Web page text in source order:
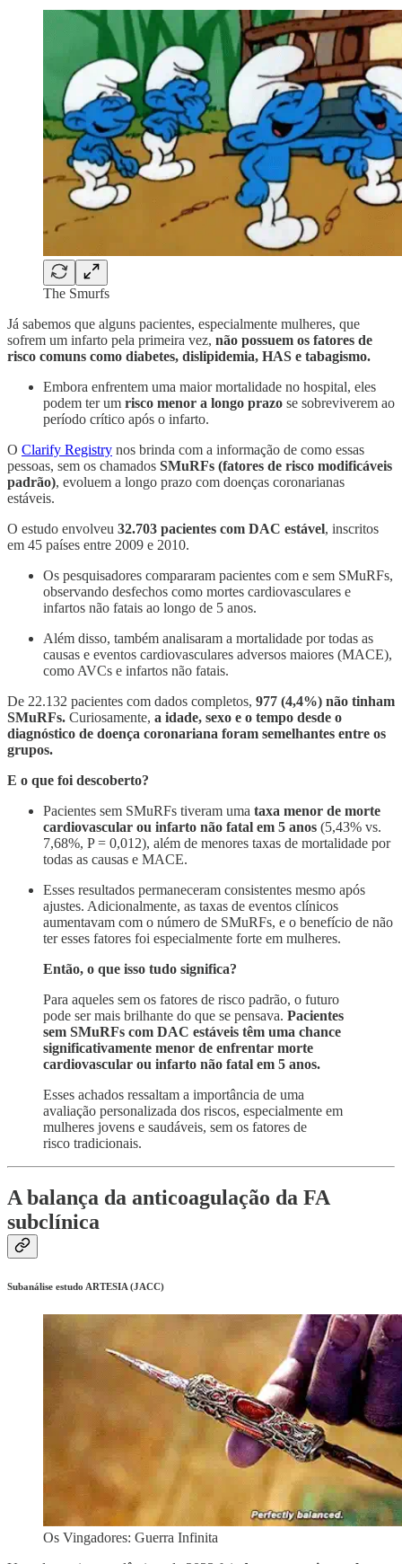
The Smurfs
Já sabemos que alguns pacientes, especialmente mulheres, que
sofrem um infarto pela primeira vez, não possuem os fatores de
risco comuns como diabetes, dislipidemia, HAS e tabagismo.
Embora enfrentem uma maior mortalidade no hospital, eles
podem ter um risco menor a longo prazo se sobreviverem ao
período crítico após o infarto.
O Clarify Registry nos brinda com a informação de como essas
pessoas, sem os chamados SMuRFs (fatores de risco modificáveis
padrão), evoluem a longo prazo com doenças coronarianas
estáveis.
O estudo envolveu 32.703 pacientes com DAC estável, inscritos
em 45 países entre 2009 e 2010.
Os pesquisadores compararam pacientes com e sem SMuRFs,
observando desfechos como mortes cardiovasculares e
infartos não fatais ao longo de 5 anos.
Além disso, também analisaram a mortalidade por todas as
causas e eventos cardiovasculares adversos maiores (MACE),
como AVCs e infartos não fatais.
De 22.132 pacientes com dados completos, 977 (4,4%) não tinham
SMuRFs. Curiosamente, a idade, sexo e o tempo desde o
diagnóstico de doença coronariana foram semelhantes entre os
grupos.
E o que foi descoberto?
Pacientes sem SMuRFs tiveram uma taxa menor de morte
cardiovascular ou infarto não fatal em 5 anos (5,43% vs.
7,68%, P = 0,012), além de menores taxas de mortalidade por
todas as causas e MACE.
Esses resultados permaneceram consistentes mesmo após
ajustes. Adicionalmente, as taxas de eventos clínicos
aumentavam com o número de SMuRFs, e o benefício de não
ter esses fatores foi especialmente forte em mulheres.
Então, o que isso tudo significa?
Para aqueles sem os fatores de risco padrão, o futuro
pode ser mais brilhante do que se pensava. Pacientes
sem SMuRFs com DAC estáveis têm uma chance
significativamente menor de enfrentar morte
cardiovascular ou infarto não fatal em 5 anos.
Esses achados ressaltam a importância de uma
avaliação personalizada dos riscos, especialmente em
mulheres jovens e saudáveis, sem os fatores de
risco tradicionais.
A balança da anticoagulação da FA
subclínica
Subanálise estudo ARTESIA (JACC)
Os Vingadores: Guerra Infinita